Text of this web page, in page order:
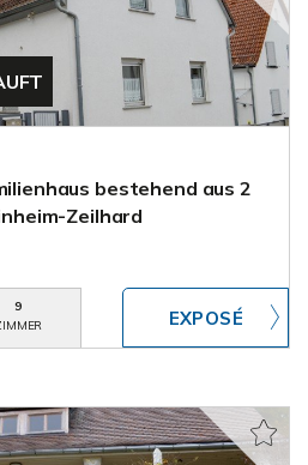
bestehend aus 2
Zeilhard
9